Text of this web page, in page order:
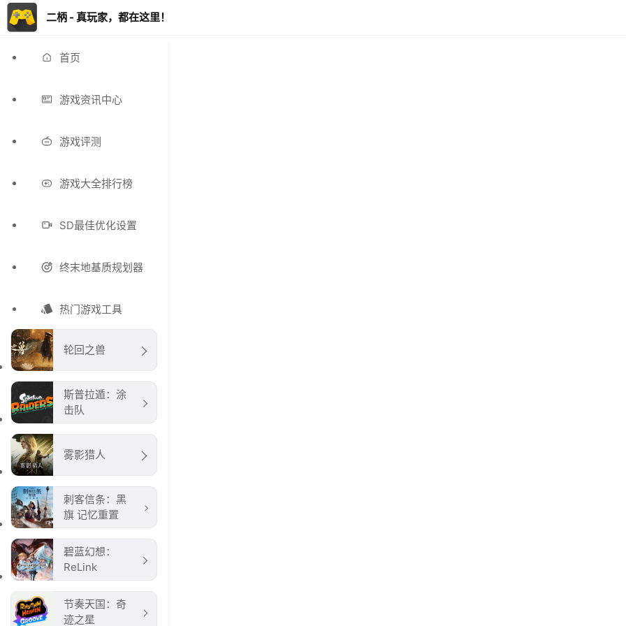
二柄 - 真玩家，都在这里！
首页
游戏资讯中心
游戏评测
游戏大全排行榜
SD最佳优化设置
终末地基质规划器
热门游戏工具
轮回之兽
斯普拉遁：涂
击队
雾影猎人
刺客信条：黑
旗 记忆重置
碧蓝幻想：
ReLink
节奏天国：奇
迹之星